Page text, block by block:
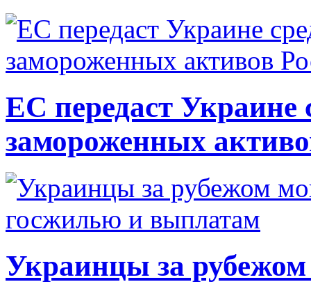
ЕС передаст Украине
замороженных
Украинцы за рубежом